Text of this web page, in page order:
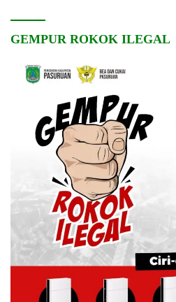
GEMPUR ROKOK ILEGAL